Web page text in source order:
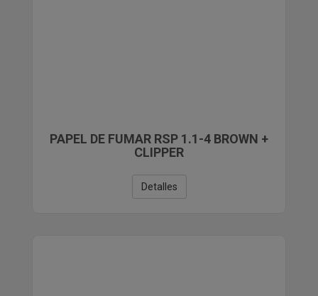
PAPEL DE FUMAR RSP 1.1-4 BROWN +
CLIPPER
Detalles